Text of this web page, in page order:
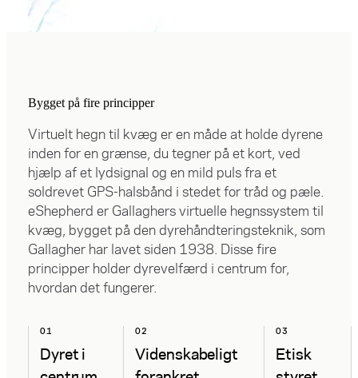
Bygget på fire principper
Virtuelt hegn til kvæg er en måde at holde dyrene
inden for en grænse, du tegner på et kort, ved
hjælp af et lydsignal og en mild puls fra et
soldrevet GPS-halsbånd i stedet for tråd og pæle.
eShepherd er Gallaghers virtuelle hegnssystem til
kvæg, bygget på den dyrehåndteringsteknik, som
Gallagher har lavet siden 1938. Disse fire
principper holder dyrevelfærd i centrum for,
hvordan det fungerer.
01
Dyret i
02
Videnskabeligt
03
Etisk